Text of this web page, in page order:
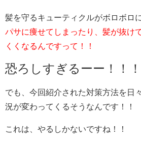
髪を守るキューティクルがボロボロ
パサに痩せてしまったり、髪が抜け
くくなるんですって！！
恐ろしすぎるーー！！！
でも、今回紹介された対策方法を日
況が変わってくるそうなんです！！
これは、やるしかないですね！！